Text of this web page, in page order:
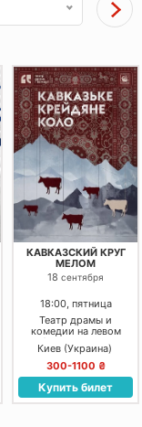
КАВКАЗСКИЙ КРУГ
МЕЛОМ
18 сентября
18:00, пятница
Театр драмы и
комедии на левом
берегу Днепра
Киев (Украина)
300-1100 ₴
Купить билет